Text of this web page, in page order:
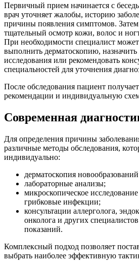
Первичный прием начинается с
врач уточняет жалобы, историю
причины появления симптомов.
тщательный осмотр кожи, волос и
При необходимости специалист может
выполнить дерматоскопию,
исследования или рекомендовать
специальностей для уточнения
После обследования пациент
рекомендации и индивидуальную
Современная
Для определения причины
различные методы обследования,
индивидуально:
дерматоскопия
лабораторные анализы;
микроскопическое
грибковые инфекции;
консультации аллерголога,
онколога и других
показаний.
Комплексный подход позволяет
выбрать наиболее эффективную